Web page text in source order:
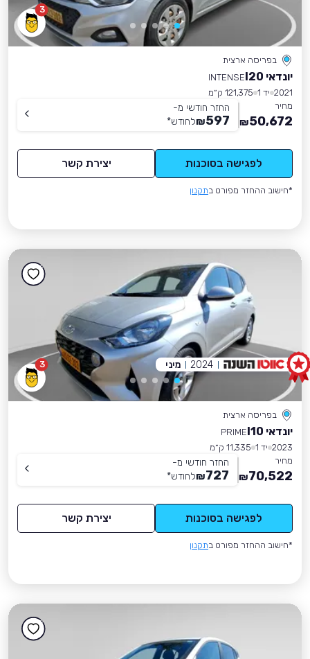
3
בפריסה ארצית
יונדאי I20
INTENSE
2021 יד 1
121,375 ק״מ
מחיר
50,672
₪
החזר חודשי מ-
597
₪לחודש*
לפגישה בסוכנות יצירת קשר
*חישוב ההחזר מפורט בתקנון
3
בפריסה ארצית
יונדאי I10
PRIME
2023 יד 1
11,335 ק״מ
מחיר
70,522
₪
החזר חודשי מ-
727
₪לחודש*
לפגישה בסוכנות יצירת קשר
*חישוב ההחזר מפורט בתקנון
2024 מיני